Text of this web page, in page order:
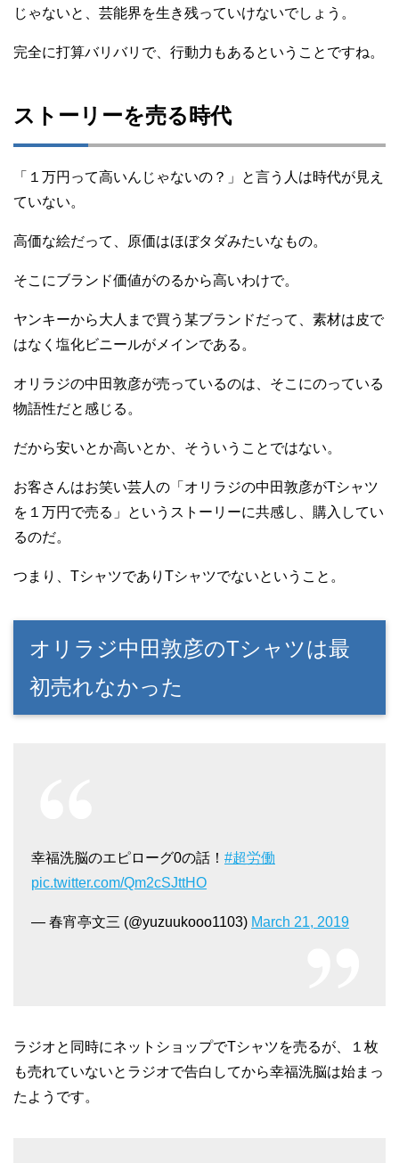
じゃないと、芸能界を生き残っていけないでしょう。
完全に打算バリバリで、行動力もあるということですね。
ストーリーを売る時代
「１万円って高いんじゃないの？」と言う人は時代が見え
ていない。
高価な絵だって、原価はほぼタダみたいなもの。
そこにブランド価値がのるから高いわけで。
ヤンキーから大人まで買う某ブランドだって、素材は皮で
はなく塩化ビニールがメインである。
オリラジの中田敦彦が売っているのは、そこにのっている
物語性だと感じる。
だから安いとか高いとか、そういうことではない。
お客さんはお笑い芸人の「オリラジの中田敦彦がTシャツ
を１万円で売る」というストーリーに共感し、購入してい
るのだ。
つまり、TシャツでありTシャツでないということ。
オリラジ中田敦彦のTシャツは最
初売れなかった
幸福洗脳のエピローグ0の話！ #超労働
pic.twitter.com/Qm2cSJttHO
— 春宵亭文三 (@yuzuukooo1103) March 21, 2019
ラジオと同時にネットショップでTシャツを売るが、１枚
も売れていないとラジオで告白してから幸福洗脳は始まっ
たようです。